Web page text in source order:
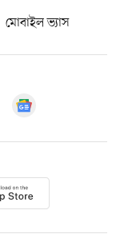
মোবাইল ভ্যাস